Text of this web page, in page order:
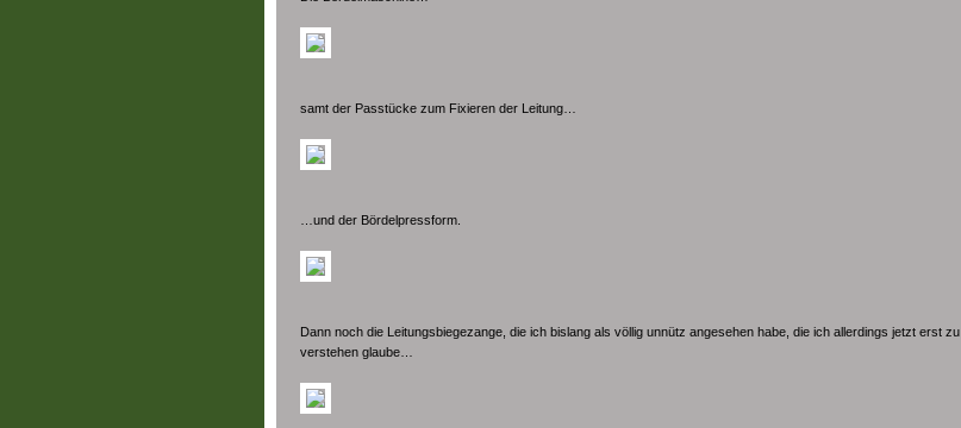
samt der Passtücke zum Fixieren der Leitung…
…und der Bördelpressform.
Dann noch die Leitungsbiegezange, die ich bislang als völlig unnütz angesehen habe, die ich allerdings jetzt erst zu
verstehen glaube…